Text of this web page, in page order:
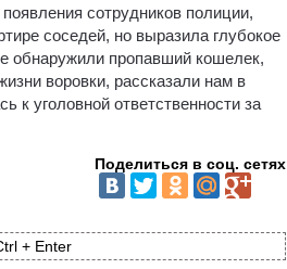
сотрудников полиции,
соседей, но выразила глубокое
обнаружили пропавший кошелек,
воровки, рассказали нам в
уголовной ответственности за
Поделиться в соц. сетях
+ Enter